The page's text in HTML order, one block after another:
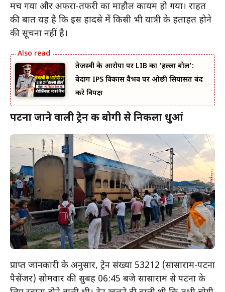
मच गया और अफरा-तफरी का माहौल कायम हो गया। राहत
की बात यह है कि इस हादसे में किसी भी यात्री के हताहत होने
की सूचना नहीं है।
तेजस्वी के आरोपों पर LIB का ‘हल्ला बोल’:
बेदाग IPS विकास वैभव पर ओछी सियासत बंद
करे विपक्ष
पटना जाने वाली ट्रेन की बोगी से निकला धुआं
प्राप्त जानकारी के अनुसार, ट्रेन संख्या 53212 (सासाराम-पटना
पैसेंजर) सोमवार की सुबह 06:45 बजे सासाराम से पटना के